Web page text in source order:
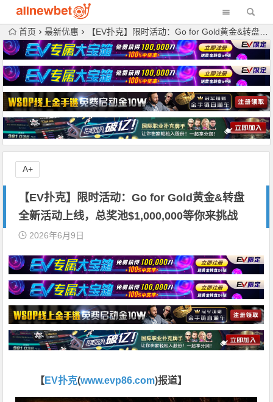
首页 最新优惠 【EV扑克】限时活动：Go for Gold黄金&转盘全新活动上线，总奖池$1,000,000等你来挑战
【EV扑克】限时活动：Go for Gold黄金&转盘
全新活动上线，总奖池$1,000,000等你来挑战
2026年6月9日
【 EV扑克(www.evp86.com)报道】
A+